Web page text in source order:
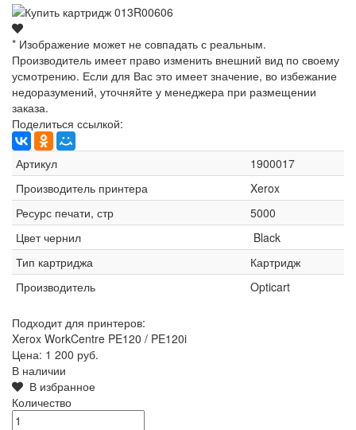
* Изображение может не совпадать с реальным.
Производитель имеет право изменить внешний вид по своему
усмотрению. Если для Вас это имеет значение, во избежание
недоразумений, уточняйте у менеджера при размещении
заказа.
Поделиться ссылкой:
Артикул
1900017
Производитель принтера
Xerox
Ресурс печати, стр
5000
Цвет чернил
Black
Тип картриджа
Картридж
Производитель
Opticart
Подходит для принтеров:
Xerox WorkCentre PE120 / PE120i
Цена: 1 200 руб.
В наличии
В избранное
Количество